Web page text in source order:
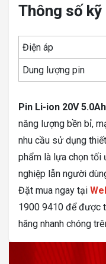
Thông số
Điện áp
Dung lượng pin
Pin Li-ion 20V
năng lượng bền bỉ,
nhu cầu sử dụng
phẩm là lựa chọn tối
nghiệp lẫn người
Đặt mua ngay tại
1900 9410 để được
hãng nhanh chóng